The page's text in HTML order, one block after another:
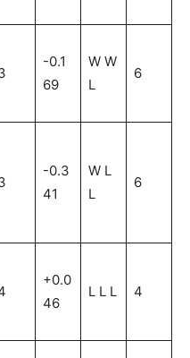
-0.1
69
W W
L
6
-0.3
41
W L
L
6
+0.0
46
L L L 4